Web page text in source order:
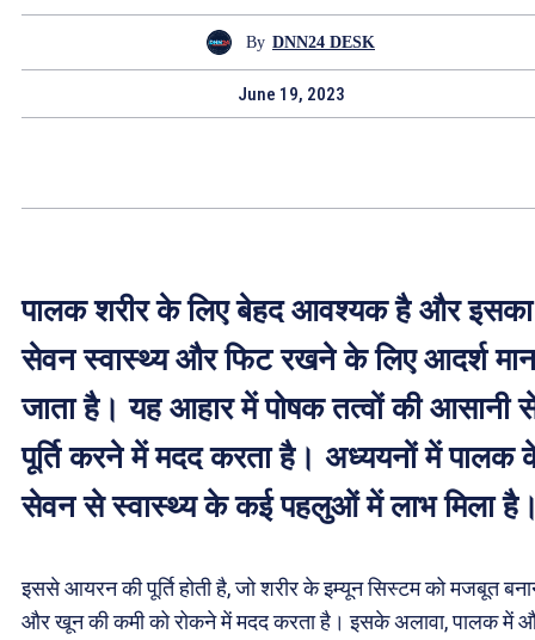
By DNN24 DESK
June 19, 2023
पालक शरीर के लिए बेहद आवश्यक है और इसका
सेवन स्वास्थ्य और फिट रखने के लिए आदर्श
जाता है। यह आहार में पोषक तत्वों की आसानी
पूर्ति करने में मदद करता है। अध्ययनों में पालक
सेवन से स्वास्थ्य के कई पहलुओं में लाभ मिला
इससे आयरन की पूर्ति होती है, जो शरीर के इम्यून सिस्टम को मजबूत
और खून की कमी को रोकने में मदद करता है। इसके अलावा, पालक में